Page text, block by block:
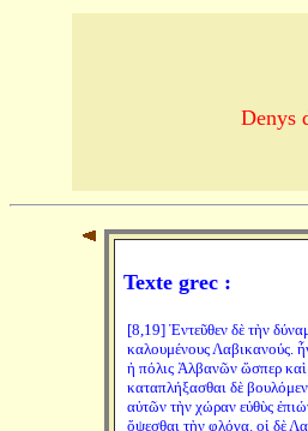
Denys
Texte grec :
[8,19] Ἐντεῦθεν δὲ τὴν
καλουμένους Λαβικανούς.
ἡ πόλις Ἀλβανῶν ὥσπερ καὶ
καταπλήξασθαι δὲ
αὐτῶν τὴν χώραν εὐθὺς
ὄψεσθαι τὴν φλόγα. οἱ δὲ